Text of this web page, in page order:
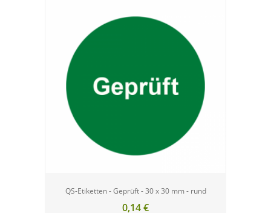
QS-Etiketten - Geprüft - 30 x 30 mm - rund
0,14 €